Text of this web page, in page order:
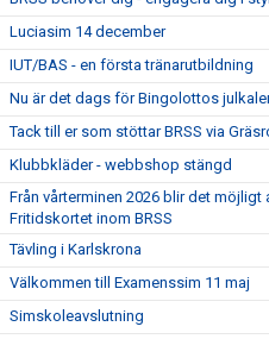
Luciasim 14 december
IUT/BAS - en första tränarutbildning
Nu är det dags för Bingolottos
Tack till er som stöttar BRSS via
Klubbkläder - webbshop stängd
Från vårterminen 2026 blir det möjligt
Fritidskortet inom BRSS
Tävling i Karlskrona
Välkommen till Examenssim 11 maj
Simskoleavslutning